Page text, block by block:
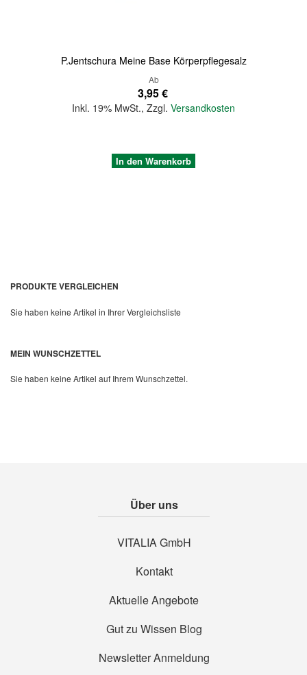
P.Jentschura Meine Base Körperpflegesalz
Ab
3,95 €
Inkl. 19% MwSt., Zzgl. Versandkosten
Quickview
In den Warenkorb
PRODUKTE VERGLEICHEN
Sie haben keine Artikel in Ihrer Vergleichsliste
MEIN WUNSCHZETTEL
Sie haben keine Artikel auf Ihrem Wunschzettel.
Über uns
VITALIA GmbH
Kontakt
Aktuelle Angebote
Gut zu Wissen Blog
Newsletter Anmeldung